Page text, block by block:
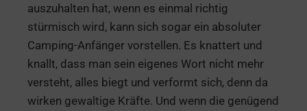
auszuhalten hat, wenn es einmal richtig
stürmisch wird, kann sich sogar ein absoluter
Camping-Anfänger vorstellen. Es knattert und
knallt, dass man sein eigenes Wort nicht mehr
versteht, alles biegt und verformt sich, denn da
wirken gewaltige Kräfte. Und wenn die genügend